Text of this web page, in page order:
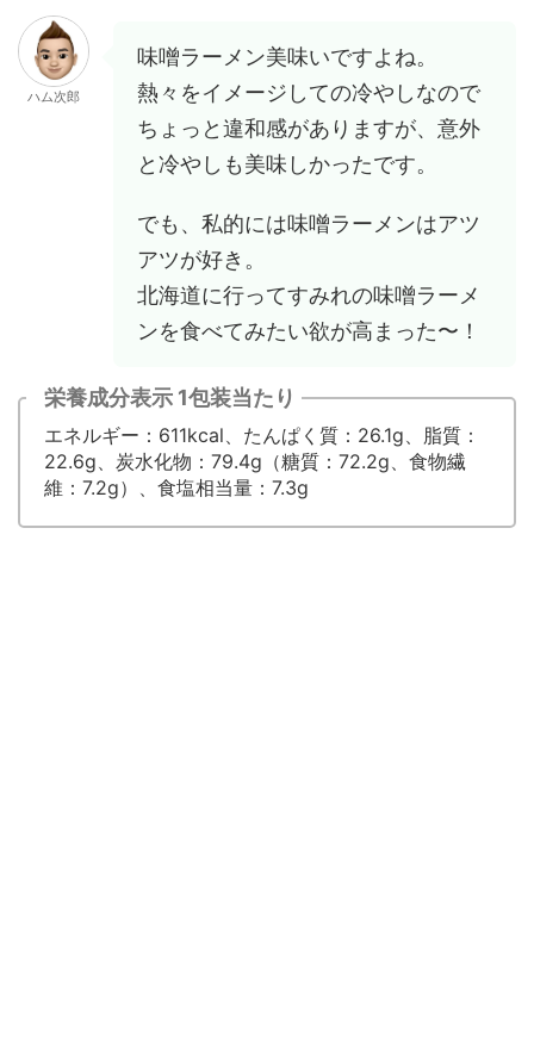
ハム次郎
味噌ラーメン美味いですよね。
熱々をイメージしての冷やしなので
ちょっと違和感がありますが、意外
と冷やしも美味しかったです。
でも、私的には味噌ラーメンはアツ
アツが好き。
北海道に行ってすみれの味噌ラーメ
ンを食べてみたい欲が高まった〜！
栄養成分表示 1包装当たり
エネルギー：611kcal、たんぱく質：26.1g、脂質：
22.6g、炭水化物：79.4g（糖質：72.2g、食物繊
維：7.2g）、食塩相当量：7.3g